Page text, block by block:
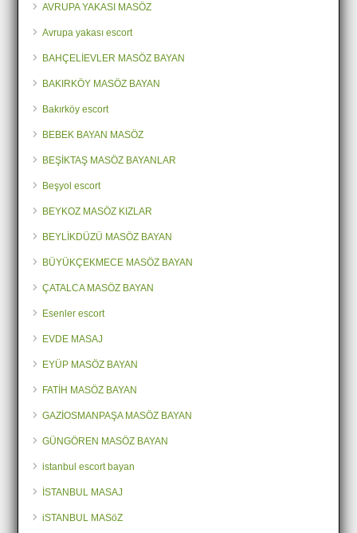
AVRUPA YAKASI MASÖZ
Avrupa yakası escort
BAHÇELİEVLER MASÖZ BAYAN
BAKIRKÖY MASÖZ BAYAN
Bakırköy escort
BEBEK BAYAN MASÖZ
BEŞİKTAŞ MASÖZ BAYANLAR
Beşyol escort
BEYKOZ MASÖZ KIZLAR
BEYLİKDÜZÜ MASÖZ BAYAN
BÜYÜKÇEKMECE MASÖZ BAYAN
ÇATALCA MASÖZ BAYAN
Esenler escort
EVDE MASAJ
EYÜP MASÖZ BAYAN
FATİH MASÖZ BAYAN
GAZİOSMANPAŞA MASÖZ BAYAN
GÜNGÖREN MASÖZ BAYAN
istanbul escort bayan
İSTANBUL MASAJ
iSTANBUL MASöZ